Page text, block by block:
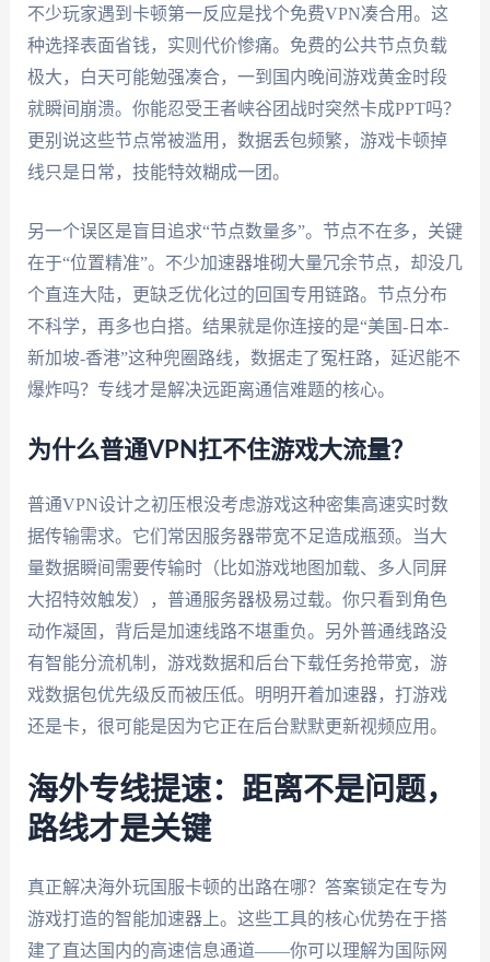
不少玩家遇到卡顿第一反应是找个免费VPN凑合用。这
种选择表面省钱，实则代价惨痛。免费的公共节点负载
极大，白天可能勉强凑合，一到国内晚间游戏黄金时段
就瞬间崩溃。你能忍受王者峡谷团战时突然卡成PPT吗？
更别说这些节点常被滥用，数据丢包频繁，游戏卡顿掉
线只是日常，技能特效糊成一团。
另一个误区是盲目追求“节点数量多”。节点不在多，关键
在于“位置精准”。不少加速器堆砌大量冗余节点，却没几
个直连大陆，更缺乏优化过的回国专用链路。节点分布
不科学，再多也白搭。结果就是你连接的是“美国-日本-
新加坡-香港”这种兜圈路线，数据走了冤枉路，延迟能不
爆炸吗？专线才是解决远距离通信难题的核心。
为什么普通VPN扛不住游戏大流量？
普通VPN设计之初压根没考虑游戏这种密集高速实时数
据传输需求。它们常因服务器带宽不足造成瓶颈。当大
量数据瞬间需要传输时（比如游戏地图加载、多人同屏
大招特效触发），普通服务器极易过载。你只看到角色
动作凝固，背后是加速线路不堪重负。另外普通线路没
有智能分流机制，游戏数据和后台下载任务抢带宽，游
戏数据包优先级反而被压低。明明开着加速器，打游戏
还是卡，很可能是因为它正在后台默默更新视频应用。
海外专线提速：距离不是问题，
路线才是关键
真正解决海外玩国服卡顿的出路在哪？答案锁定在专为
游戏打造的智能加速器上。这些工具的核心优势在于搭
建了直达国内的高速信息通道——你可以理解为国际网